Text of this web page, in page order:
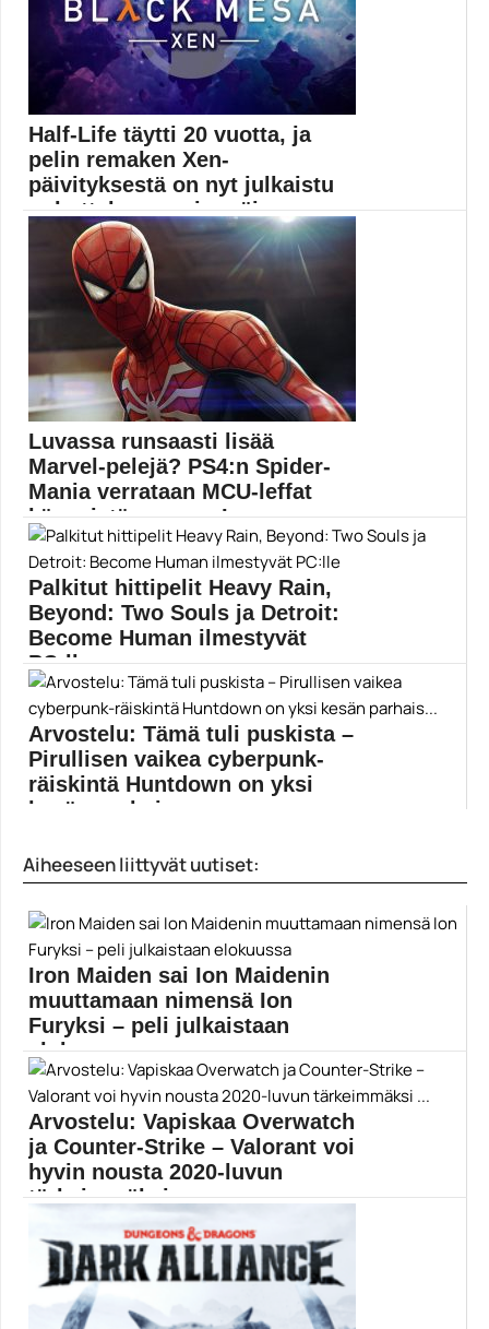
open world
Half-Life täytti 20 vuotta, ja
pelin remaken Xen-
päivityksestä on nyt julkaistu
puhutteleva ensimmäi...
Pelimaailman merkkiteos Half-Life on jo 20-vuotias, ja
juhlapäivästä...
Black Mesa
Luvassa runsaasti lisää
Marvel-pelejä? PS4:n Spider-
Mania verrataan MCU-leffat
käynnistäneeseen Iron...
Ennätyksiä rikkoneen Marvel’s Spider-Man -pelin
odotetaan avaavan uuden aikakauden Marvelin
supersankaripeleille. Syyskuun alussa ilmestynyt
Marvel’s Spider-Man on jo nyt kohonnut yhdeksi
vuoden kehutuimmista p… Lue koko artikkeli: ...
Insomniac Games
Palkitut hittipelit Heavy Rain,
Beyond: Two Souls ja Detroit:
Become Human ilmestyvät
PC:lle
Sonyn yksinoikeus on ohi: Quantic Dreamin kehutut
tarinapelit...
Beyond: Two Souls
Arvostelu: Tämä tuli puskista –
Pirullisen vaikea cyberpunk-
räiskintä Huntdown on yksi
kesän parhais...
huokuvassa maailmassa kaduilla marssivat...
Huntdown
Aiheeseen liittyvät uutiset:
Iron Maiden sai Ion Maidenin
muuttamaan nimensä Ion
Furyksi – peli julkaistaan
elokuussa
Tunnetun hevibändin nimellä ratsastanut Ion Maiden
tulee saataville...
3D Realms
Arvostelu: Vapiskaa Overwatch
ja Counter-Strike – Valorant voi
hyvin nousta 2020-luvun
tärkeimmäksi ...
Riot Gamesin kilpailullinen räiskintäpeli Valorant on nyt
ensimmäisten...
Peliarvostelut